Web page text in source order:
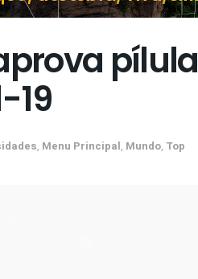
pílula
19
, Menu Principal, Mundo, Top